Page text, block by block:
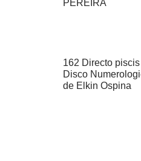
PEREIRA
162 Directo piscis
Disco
de Elkin Ospina